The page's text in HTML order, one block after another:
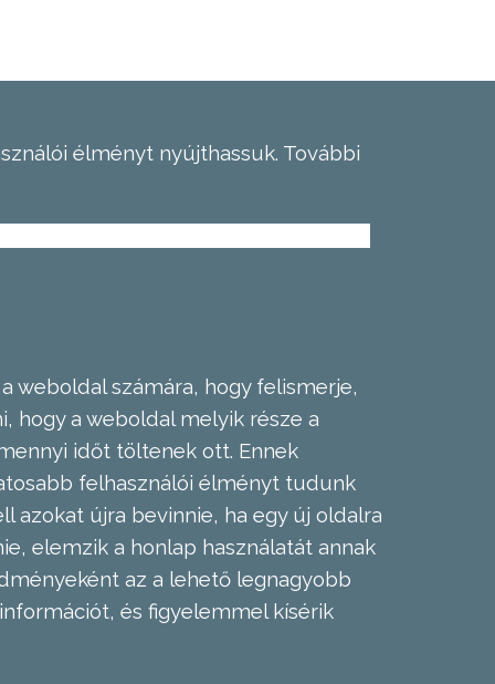
élményt nyújthassuk. További
weboldal számára, hogy felismerje,
hogy a weboldal melyik része a
időt töltenek ott. Ennek
felhasználói élményt tudunk
azokat újra bevinnie, ha egy új oldalra
elemzik a honlap használatát annak
az a lehető legnagyobb
és figyelemmel kísérik